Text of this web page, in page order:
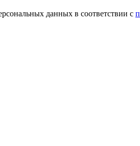
данных в соответствии с